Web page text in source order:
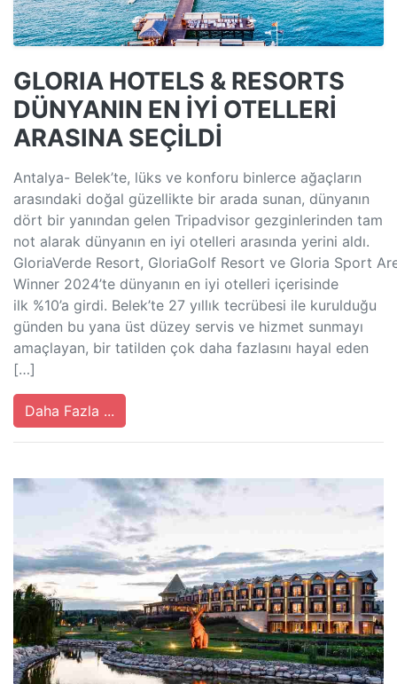
GLORIA HOTELS & RESORTS
DÜNYANIN EN İYİ OTELLERİ
ARASINA SEÇİLDİ
Antalya- Belek’te, lüks ve konforu binlerce ağaçların
arasındaki doğal güzellikte bir arada sunan, dünyanın
dört bir yanından gelen Tripadvisor gezginlerinden tam
not alarak dünyanın en iyi otelleri arasında yerini aldı.
GloriaVerde Resort, GloriaGolf Resort ve Gloria Sport
Winner 2024’te dünyanın en iyi otelleri içerisinde
ilk %10’a girdi. Belek’te 27 yıllık tecrübesi ile kurulduğu
günden bu yana üst düzey servis ve hizmet sunmayı
amaçlayan, bir tatilden çok daha fazlasını hayal eden
[…]
Daha Fazla ...